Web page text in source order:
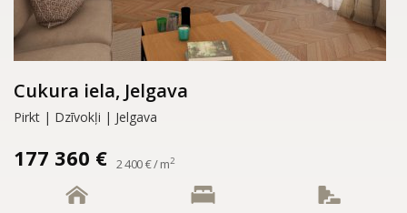
Cukura iela, Jelgava
Pirkt | Dzīvokļi | Jelgava
177 360 € 2 400 € / m2